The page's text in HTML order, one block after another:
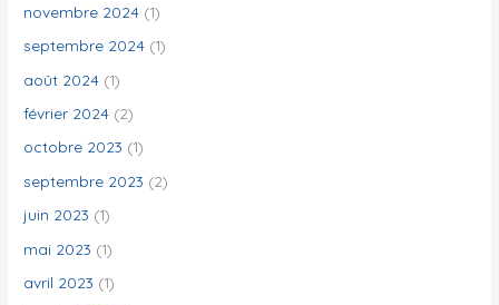
novembre 2024 (1)
septembre 2024 (1)
août 2024 (1)
février 2024 (2)
octobre 2023 (1)
septembre 2023 (2)
juin 2023 (1)
mai 2023 (1)
avril 2023 (1)